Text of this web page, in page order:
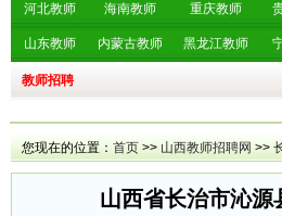
河北教师 海南教师 重庆教师
山东教师 内蒙古教师 黑龙江教师
教师招聘
您现在的位置： 首页 >> 山西教师招聘网 >>
山西省长治市沁源